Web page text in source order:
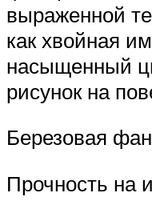
выраженной
как хвойная
насыщенный
рисунок на
Березовая
Прочность на